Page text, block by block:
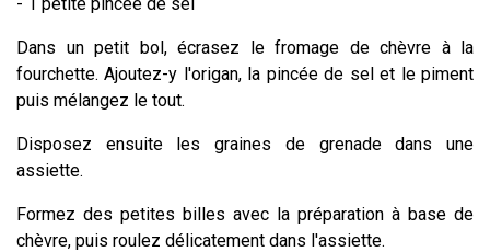
Dans un petit bol, écrasez le fromage de chèvre à la
fourchette. Ajoutez-y l'origan, la pincée de sel et le piment
puis mélangez le tout.
Disposez ensuite les graines de grenade dans une
assiette.
Formez des petites billes avec la préparation à base de
chèvre, puis roulez délicatement dans l'assiette.